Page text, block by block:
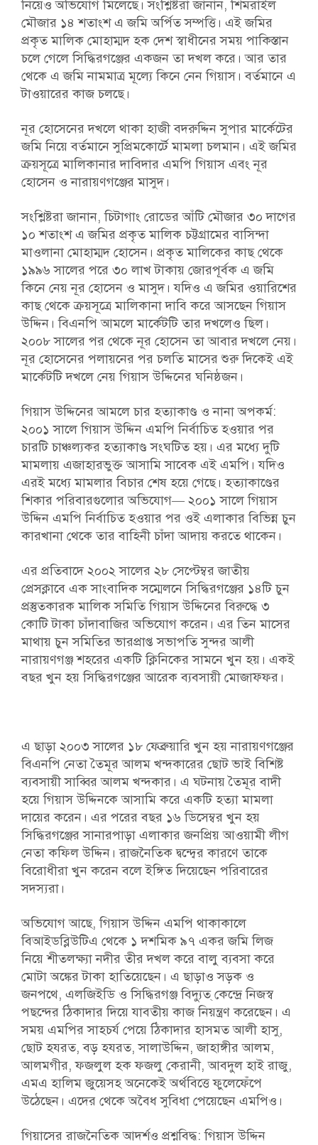
নিয়েও অভিযোগ মিলেছে। সংশ্লিষ্টরা জানান, শিমরাইল
মৌজার ১৪ শতাংশ এ জমি অর্পিত সম্পত্তি। এই জমির
প্রকৃত মালিক মোহাম্মদ হক দেশ স্বাধীনের সময় পাকিস্তান
চলে গেলে সিদ্ধিরগঞ্জের একজন তা দখল করে। আর তার
থেকে এ জমি নামমাত্র মূল্যে কিনে নেন গিয়াস। বর্তমানে এ
টাওয়ারের কাজ চলছে।
নূর হোসেনের দখলে থাকা হাজী বদরুদ্দিন সুপার মার্কেটের
জমি নিয়ে বর্তমানে সুপ্রিমকোর্টে মামলা চলমান। এই জমির
ক্রয়সূত্রে মালিকানার দাবিদার এমপি গিয়াস এবং নূর
হোসেন ও নারায়ণগঞ্জের মাসুদ।
সংশ্লিষ্টরা জানান, চিটাগাং রোডের আঁটি মৌজার ৩০ দাগের
১০ শতাংশ এ জমির প্রকৃত মালিক চট্টগ্রামের বাসিন্দা
মাওলানা মোহাম্মদ হোসেন। প্রকৃত মালিকের কাছ থেকে
১৯৯৬ সালের পরে ৩০ লাখ টাকায় জোরপূর্বক এ জমি
কিনে নেয় নূর হোসেন ও মাসুদ। যদিও এ জমির ওয়ারিশের
কাছ থেকে ক্রয়সূত্রে মালিকানা দাবি করে আসছেন গিয়াস
উদ্দিন। বিএনপি আমলে মার্কেটটি তার দখলেও ছিল।
২০০৮ সালের পর থেকে নূর হোসেন তা আবার দখলে নেয়।
নূর হোসেনের পলায়নের পর চলতি মাসের শুরু দিকেই এই
মার্কেটটি দখলে নেয় গিয়াস উদ্দিনের ঘনিষ্ঠজন।
গিয়াস উদ্দিনের আমলে চার হত্যাকাণ্ড ও নানা অপকর্ম:
২০০১ সালে গিয়াস উদ্দিন এমপি নির্বাচিত হওয়ার পর
চারটি চাঞ্চল্যকর হত্যাকাণ্ড সংঘটিত হয়। এর মধ্যে দুটি
মামলায় এজাহারভুক্ত আসামি সাবেক এই এমপি। যদিও
এরই মধ্যে মামলার বিচার শেষ হয়ে গেছে। হত্যাকাণ্ডের
শিকার পরিবারগুলোর অভিযোগ— ২০০১ সালে গিয়াস
উদ্দিন এমপি নির্বাচিত হওয়ার পর ওই এলাকার বিভিন্ন চুন
কারখানা থেকে তার বাহিনী চাঁদা আদায় করতে থাকেন।
এর প্রতিবাদে ২০০২ সালের ২৮ সেপ্টেম্বর জাতীয়
প্রেসক্লাবে এক সাংবাদিক সম্মেলনে সিদ্ধিরগঞ্জের ১৪টি চুন
প্রস্তুতকারক মালিক সমিতি গিয়াস উদ্দিনের বিরুদ্ধে ৩
কোটি টাকা চাঁদাবাজির অভিযোগ করেন। এর তিন মাসের
মাথায় চুন সমিতির ভারপ্রাপ্ত সভাপতি সুন্দর আলী
নারায়ণগঞ্জ শহরের একটি ক্লিনিকের সামনে খুন হয়। একই
বছর খুন হয় সিদ্ধিরগঞ্জের আরেক ব্যবসায়ী মোজাফ্ফর।
এ ছাড়া ২০০৩ সালের ১৮ ফেব্রুয়ারি খুন হয় নারায়ণগঞ্জের
বিএনপি নেতা তৈমূর আলম খন্দকারের ছোট ভাই বিশিষ্ট
ব্যবসায়ী সাব্বির আলম খন্দকার। এ ঘটনায় তৈমূর বাদী
হয়ে গিয়াস উদ্দিনকে আসামি করে একটি হত্যা মামলা
দায়ের করেন। এর পরের বছর ১৬ ডিসেম্বর খুন হয়
সিদ্ধিরগঞ্জের সানারপাড়া এলাকার জনপ্রিয় আওয়ামী লীগ
নেতা কফিল উদ্দিন। রাজনৈতিক দ্বন্দ্বের কারণে তাকে
বিরোধীরা খুন করেন বলে ইঙ্গিত দিয়েছেন পরিবারের
সদস্যরা।
অভিযোগ আছে, গিয়াস উদ্দিন এমপি থাকাকালে
বিআইডব্লিউটিএ থেকে ১ দশমিক ৯৭ একর জমি লিজ
নিয়ে শীতলক্ষ্যা নদীর তীর দখল করে বালু ব্যবসা করে
মোটা অঙ্কের টাকা হাতিয়েছেন। এ ছাড়াও সড়ক ও
জনপথে, এলজিইডি ও সিদ্ধিরগঞ্জ বিদ্যুত্ কেন্দ্রে নিজস্ব
পছন্দের ঠিকাদার দিয়ে যাবতীয় কাজ নিয়ন্ত্রণ করেছেন। এ
সময় এমপির সাহচর্য পেয়ে ঠিকাদার হাসমত আলী হাসু,
ছোট হযরত, বড় হযরত, সালাউদ্দিন, জাহাঙ্গীর আলম,
আলমগীর, ফজলুল হক ফজলু কেরানী, আবদুল হাই রাজু,
এমএ হালিম জুয়েসহ অনেকেই অর্থবিত্তে ফুলেফেঁপে
উঠেছেন। এদের থেকে অবৈধ সুবিধা পেয়েছেন এমপিও।
গিয়াসের রাজনৈতিক আদর্শও প্রশ্নবিদ্ধ: গিয়াস উদ্দিন